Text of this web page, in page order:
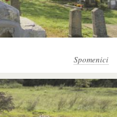
Spomenici